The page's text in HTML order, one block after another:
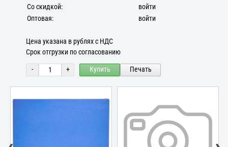
Со скидкой:
войти
Оптовая:
войти
Цена указана в рублях с НДС
Срок отгрузки по согласованию
- + Купить Печать